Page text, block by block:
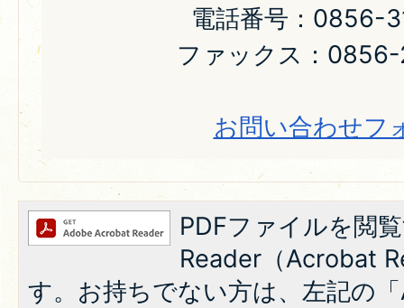
電話番号：0856-
ファックス：
お問い合わせフ
PDFファイルを閲
Reader（Acrobat
す。お持ちでない方は、左記の